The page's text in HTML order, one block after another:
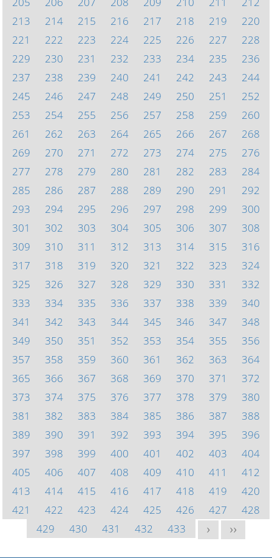
213
214 215 216 217 218 219
220
221
222 223 224 225 226 227
228
229
230 231 232 233 234 235
236
237
238 239 240 241 242 243
244
245
246 247 248 249 250 251
252
253
254 255 256 257 258 259
260
261
262 263 264 265 266 267
268
269
270 271 272 273 274 275
276
277
278 279 280 281 282 283
284
285
286 287 288 289 290 291
292
293
294 295 296 297 298 299
300
301
302 303 304 305 306 307
308
309
310 311 312 313 314 315
316
317
318 319 320 321 322 323
324
325
326 327 328 329 330 331
332
333
334 335 336 337 338 339
340
341
342 343 344 345 346 347
348
349
350 351 352 353 354 355
356
357
358 359 360 361 362 363
364
365
366 367 368 369 370 371
372
373
374 375 376 377 378 379
380
381
382 383 384 385 386 387
388
389
390 391 392 393 394 395
396
397
398 399 400 401 402 403
404
405
406 407 408 409 410 411
412
413
414 415 416 417 418 419
420
421
422 423 424 425 426 427
428
429
430 431 432 433 > >>